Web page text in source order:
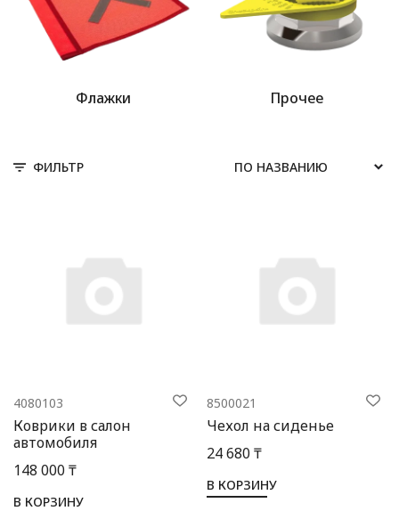
Флажки Прочее
ФИЛЬТР
4080103
Коврики в салон
автомобиля
148 000 ₸
В КОРЗИНУ
8500021
Чехол на сиденье
24 680 ₸
В КОРЗИНУ